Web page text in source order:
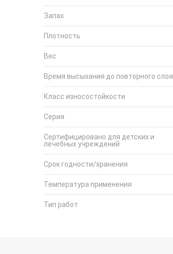
Запах
Плотность
Вес
Время высыхания до повторного слоя
Класс износостойкости
Серия
Сертифицировано для детских и
лечебных учреждений
Срок годности/хранения
Температура применения
Тип работ